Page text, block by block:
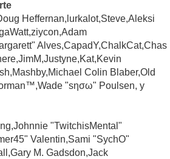
Heffernan,lurkalot,Steve,Aleksi
Alves,CapadY,ChalkCat,Chas
Colin Blaber,Old
"sησω" Poulsen, y
"TwitchisMental"
Valentin,Sami "SychO"
M. Gadsdon,Jack